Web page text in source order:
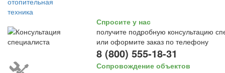
Спросите у нас
получите подробную консультацию
или оформите заказ по телефону
8 (800) 555-18-31
Сопровождение объектов